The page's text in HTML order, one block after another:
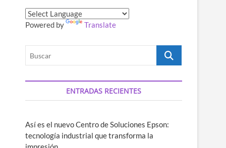
Powered by Translate
Buscar
ENTRADAS RECIENTES
Así es el nuevo Centro de Soluciones Epson:
tecnología industrial que transforma la